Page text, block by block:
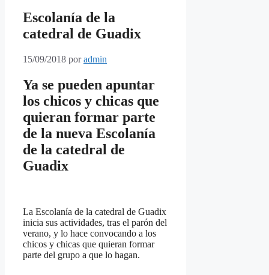
Escolanía de la
catedral de Guadix
15/09/2018 poradmin
Ya se pueden apuntar
los chicos y chicas que
quieran formar parte
de la nueva Escolanía
de la catedral de
Guadix
La Escolanía de la catedral de Guadix
inicia sus actividades, tras el parón del
verano, y lo hace convocando a los
chicos y chicas que quieran formar
parte del grupo a que lo hagan.